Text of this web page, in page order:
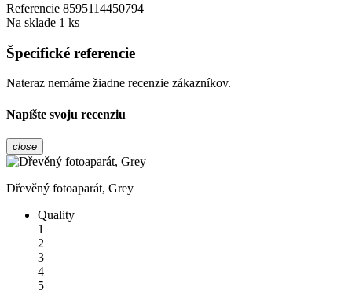
Referencie 8595114450794
Na sklade 1 ks
Špecifické referencie
Nateraz nemáme žiadne recenzie zákazníkov.
Napíšte svoju recenziu
close
Dřevěný fotoaparát, Grey
Quality
1
2
3
4
5